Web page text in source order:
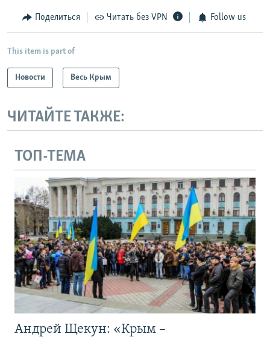
Поделиться Читать без VPN Follow us
This item is part of
Новости Весь Крым
ЧИТАЙТЕ ТАКЖЕ:
ТОП-ТЕМА
Андрей Щекун: «Крым –